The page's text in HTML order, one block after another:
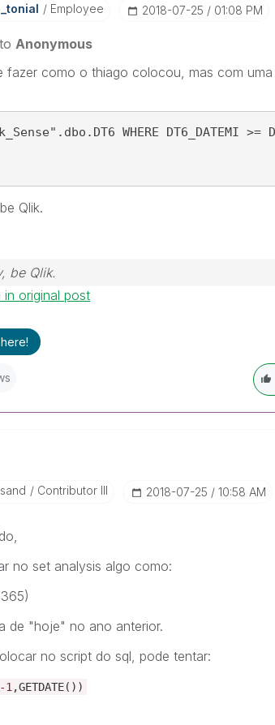
Employee ‎2018-07-25 01:08 PM
toAnonymous
fazer como o thiago colocou, mas com
WHERE DT6_DATEMI >=
Qlik.
be Qlik.
original post
Contributor III ‎2018-07-25 10:58 AM
no set analysis algo como:
de "hoje" no ano anterior.
no script do sql, pode tentar:
-1 ,GETDATE())